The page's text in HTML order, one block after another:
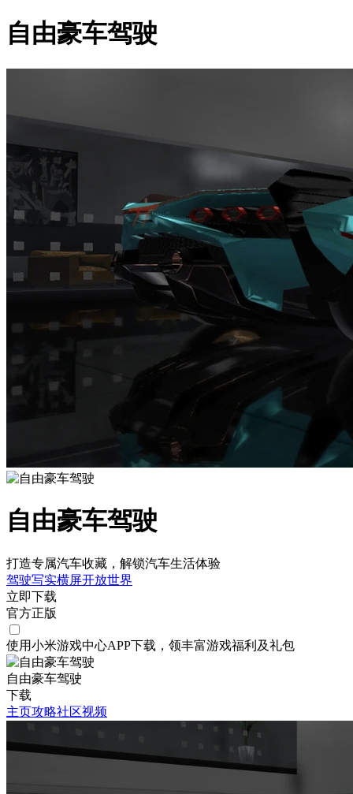
自由豪车驾驶
自由豪车驾驶
打造专属汽车收藏，解锁汽车生活体验
驾驶写实横屏开放世界
立即下载
官方正版
使用小米游戏中心APP下载 ，领丰富游戏福利 及礼包
自由豪车驾驶
下载
主页攻略社区视频